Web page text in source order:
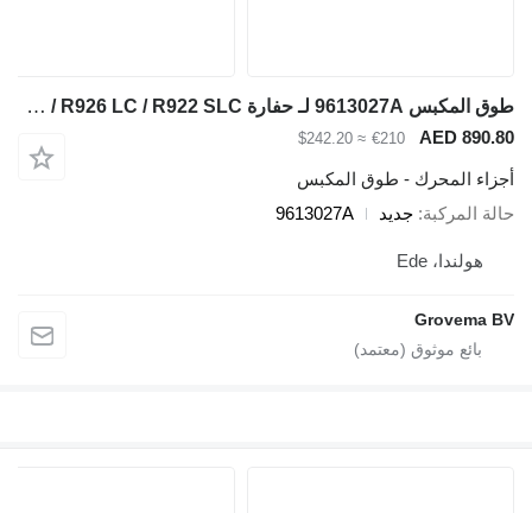
طوق المكبس 9613027A لـ حفارة Liebherr R946 LC / R946 LC-V / R946 NLC / R922 LC / R926 LC / R922 SLC
€210
≈ $242.20
- طوق المكبس
جديد
9613027A